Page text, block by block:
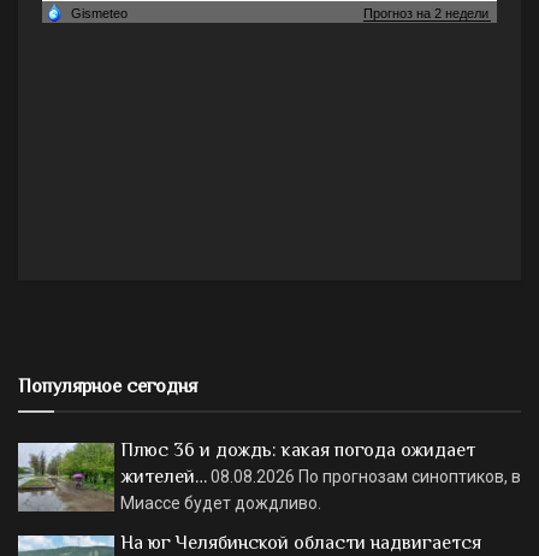
Популярное сегодня
Плюс 36 и дождь: какая погода ожидает
жителей…08.08.2026 По прогнозам синоптиков, в
Миассе будет дождливо.
На юг Челябинской области надвигается